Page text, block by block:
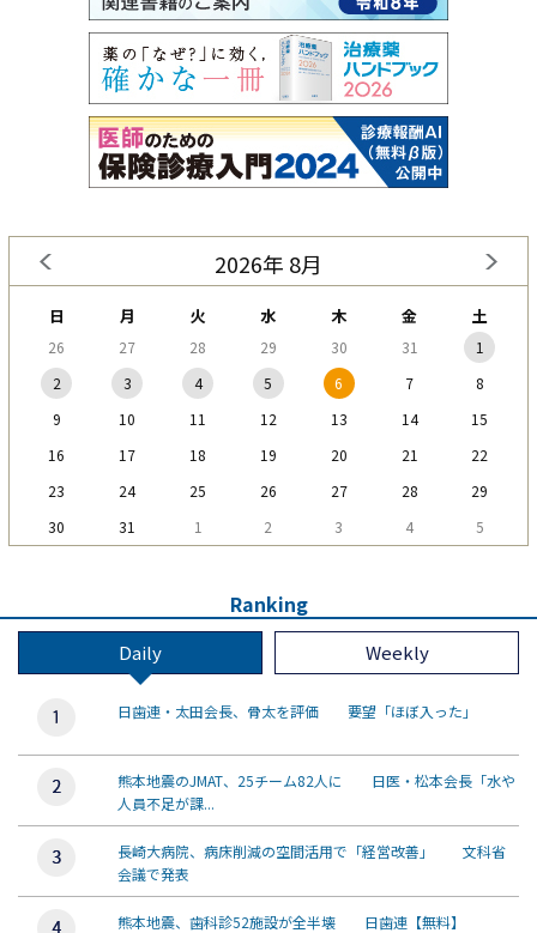
2026年 8月
日 月 火 水 木 金 土
26 27 28 29 30 31
1
2
3 4 5 6 7
8
9
10 11 12 13 14
15
16
17 18 19 20 21
22
23
24 25 26 27 28
29
30
31 1 2 3 4 5
Ranking
Daily Weekly
日歯連・太田会長、骨太を評価 要望「ほぼ入った」
熊本地震のJMAT、25チーム82人に 日医・松本会長「水や
人員不足が課...
長崎大病院、病床削減の空間活用で「経営改善」 文科省
会議で発表
熊本地震、歯科診52施設が全半壊 日歯連【無料】